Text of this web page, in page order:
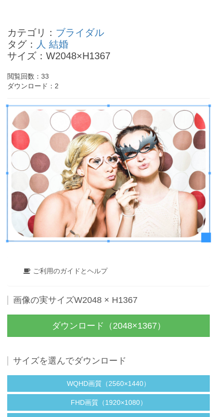
成田童夢の四柱推命
植草克秀の四柱推命
辻希美の四柱推命
カテゴリ： ブライダル
タグ： 人 結婚
サイズ：W2048×H1367
閲覧回数： 33
ダウンロード： 2
ご利用のガイドとヘルプ
画像の実サイズW2048 × H1367
ダウンロード（2048×1367）
サイズを選んでダウンロード
WQHD画質（2560×1440）
FHD画質（1920×1080）